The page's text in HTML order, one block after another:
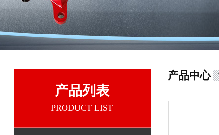
产品列表
PRODUCT LIST
产品中心